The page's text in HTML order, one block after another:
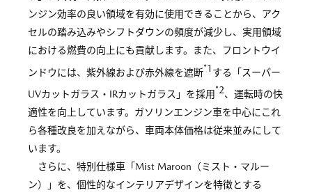
ンジン効率の良い領域を有効に使用できることから、アク
セルの踏み込みやシフトダウンの頻度が減少し、実用領域
における燃費の向上にも貢献します。また、フロントウイ
ンドウには、紫外線および赤外線を遮断*1 する「スーパー
UVカットガラス・IRカットガラス」を採用*2、運転時の快
適性を向上しています。ガソリンエンジン車を中心にこれ
ら各種改良を加えながら、車両本体価格は従来並みにして
います。
さらに、特別仕様車「Mist Maroon（ミスト・マルー
ン）」を、個性的なインテリアデザインを特徴とする